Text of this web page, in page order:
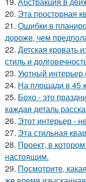
20. Эта просторная
21. Ошибки в
дороже, чем
22. Детская кровать
стиль и
23. Уютный интерьер
24. На площади в 45
25. Бохо - это
каждая деталь
26. Этот интерьер -
27. Эта стильная
28. Проект, в
настоящим.
29. Посмотрите,